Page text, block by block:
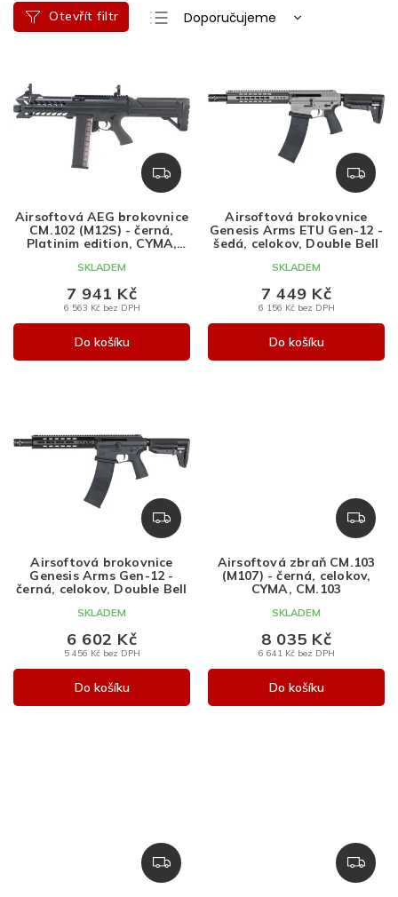
Ř
a
í
o
d
k
t
Doporučujeme
Nejprodávanější
Abecedně
Otevřít filtr
p
i
u
Z
D
R
M
Airsoftová AEG brokovnice
CM.102 (M12S) - černá,
Platinim edition, CYMA,
SKLADEM
6 563 Kč bez DPH
7 941 Kč
Do košíku
Z
D
R
M
Airsoftová brokovnice
Genesis Arms ETU Gen-12 -
šedá, celokov, Double Bell
SKLADEM
6 156 Kč bez DPH
7 449 Kč
Do košíku
Z
D
R
M
Airsoftová brokovnice
Genesis Arms Gen-12 -
černá, celokov, Double Bell
SKLADEM
5 456 Kč bez DPH
6 602 Kč
Do košíku
Z
D
R
Airsoftová zbraň CM.103
(M107) - černá, celokov,
CYMA, CM.103
SKLADEM
6 641 Kč bez DPH
8 035 Kč
Do košíku
Z
D
Z
D